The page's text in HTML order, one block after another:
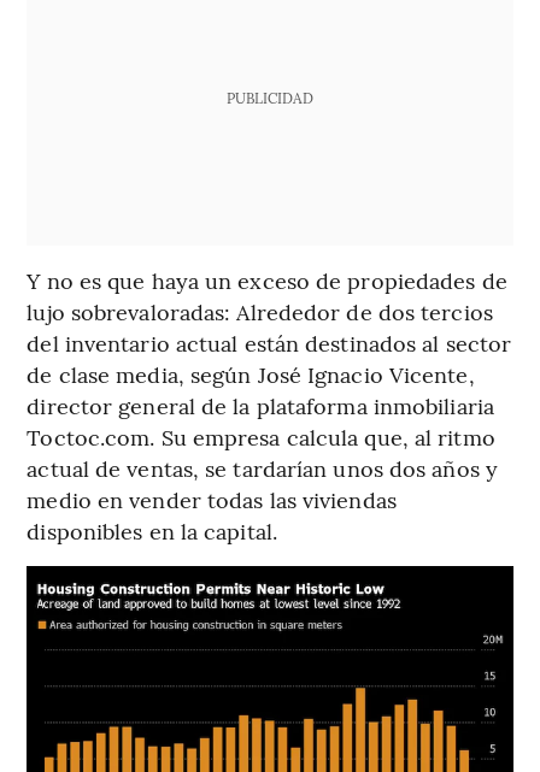
PUBLICIDAD
Y no es que haya un exceso de propiedades de
lujo sobrevaloradas: Alrededor de dos tercios
del inventario actual están destinados al sector
de clase media, según José Ignacio Vicente,
director general de la plataforma inmobiliaria
Toctoc.com. Su empresa calcula que, al ritmo
actual de ventas, se tardarían unos dos años y
medio en vender todas las viviendas
disponibles en la capital.